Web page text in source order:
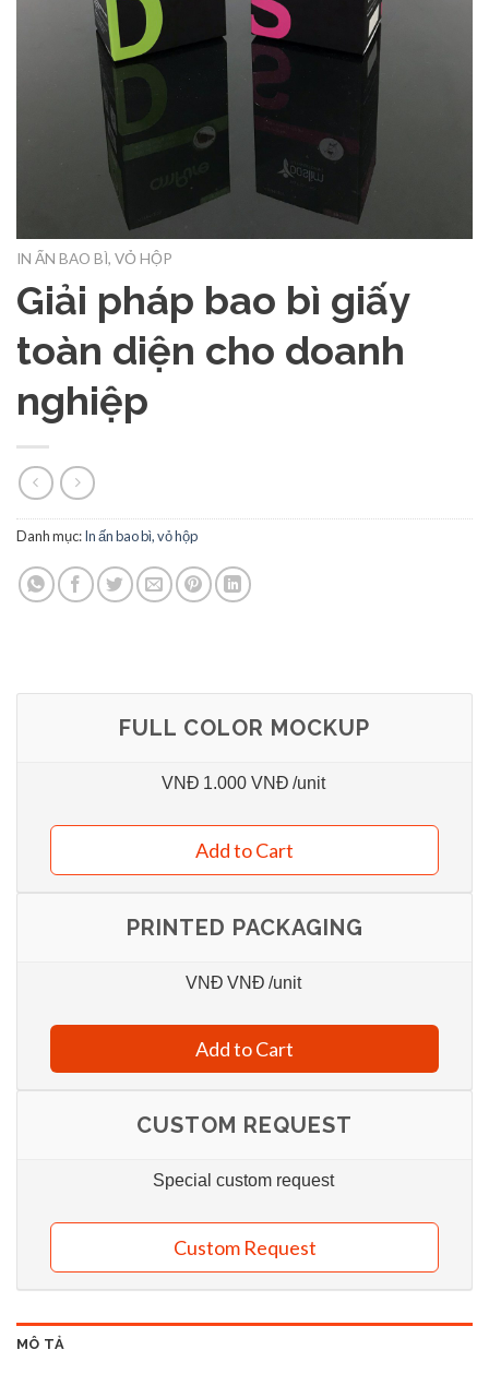
IN ẤN BAO BÌ, VỎ HỘP
Giải pháp bao bì giấy
toàn diện cho doanh
nghiệp
Danh mục:In ấn bao bì, vỏ hộp
FULL COLOR MOCKUP
VNĐ 1.000 VNĐ /unit
Add to Cart
PRINTED PACKAGING
VNĐ VNĐ /unit
Add to Cart
CUSTOM REQUEST
Special custom request
Custom Request
MÔ TẢ